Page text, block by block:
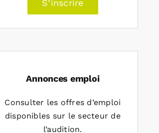
S’inscrire
Annonces emploi
Consulter les offres d’emploi
disponibles sur le secteur de
l’audition.